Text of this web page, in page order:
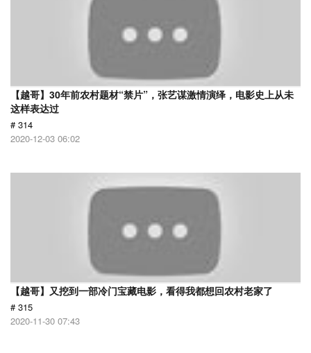
【越哥】30年前农村题材“禁片”，张艺谋激情演绎，电影史上从未
这样表达过
# 314
2020-12-03 06:02
【越哥】又挖到一部冷门宝藏电影，看得我都想回农村老家了
# 315
2020-11-30 07:43